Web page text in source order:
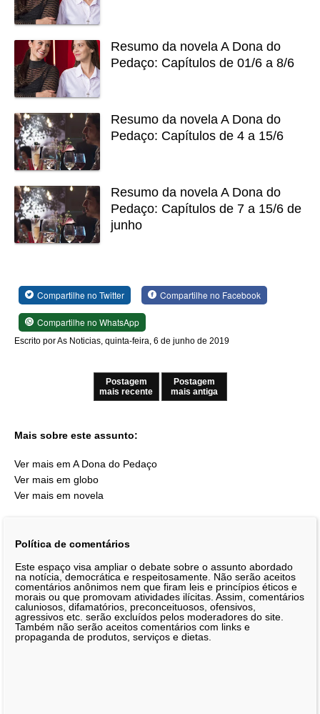
Resumo da novela A Dona do
Pedaço: Capítulos de 01/6 a 8/6
Resumo da novela A Dona do
Pedaço: Capítulos de 4 a 15/6
Resumo da novela A Dona do
Pedaço: Capítulos de 7 a 15/6 de
junho
Compartilhe no Twitter Compartilhe no Facebook
Compartilhe no WhatsApp
Escrito por As Noticias, quinta-feira, 6 de junho de 2019
Postagem
mais recente
Postagem
mais antiga
Mais sobre este assunto:
Ver mais em A Dona do Pedaço
Ver mais em globo
Ver mais em novela
Política de comentários
Este espaço visa ampliar o debate sobre o assunto abordado
na notícia, democrática e respeitosamente. Não serão aceitos
comentários anônimos nem que firam leis e princípios éticos e
morais ou que promovam atividades ilícitas. Assim, comentários
caluniosos, difamatórios, preconceituosos, ofensivos,
agressivos etc. serão excluídos pelos moderadores do site.
Também não serão aceitos comentários com links e
propaganda de produtos, serviços e dietas.